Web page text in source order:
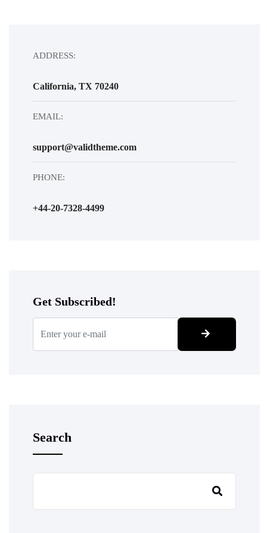
ADDRESS:
California, TX 70240
EMAIL:
support@validtheme.com
PHONE:
+44-20-7328-4499
Get Subscribed!
Search